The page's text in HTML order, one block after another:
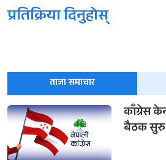
प्रतिक्रिया दिनुहोस्
ताजा समाचार
काँग्रेस
बैठक सुरु